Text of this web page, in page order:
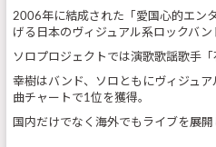
2006年に結成された「愛国心的エン
げる日本のヴィジュアル系ロックバン
ソロプロジェクトでは演歌歌謡歌手「
幸樹はバンド、ソロともにヴィジュ
曲チャートで1位を獲得。
国内だけでなく海外でもライブを展開